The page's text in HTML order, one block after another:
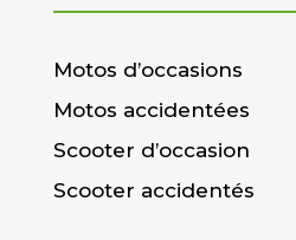
Motos d’occasions
Motos accidentées
Scooter d’occasion
Scooter accidentés